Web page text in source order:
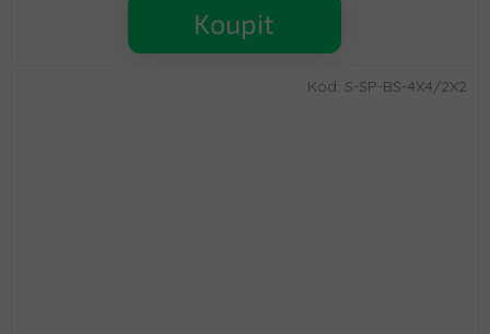
Koupit
Kód: S-SP-BS-4X4/2X2